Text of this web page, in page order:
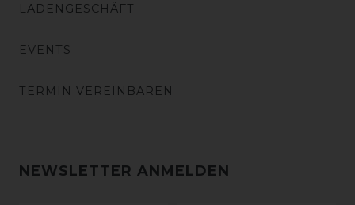
LADENGESCHÄFT
EVENTS
TERMIN VEREINBAREN
NEWSLETTER ANMELDEN